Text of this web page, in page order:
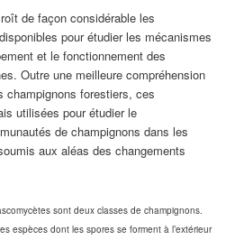
de façon considérable les
pour étudier les mécanismes
et le fonctionnement des
Outre une meilleure compréhension
champignons forestiers, ces
utilisées pour étudier le
de champignons dans les
aux aléas des changements
sont deux classes de champignons.
espèces dont les spores se forment à l’extérieur